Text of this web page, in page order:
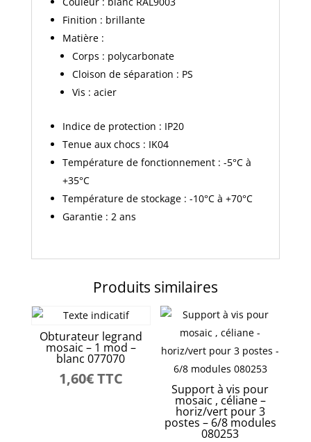
Finition : brillante
Matière :
Corps : polycarbonate
Cloison de séparation : PS
Vis : acier
Indice de protection : IP20
Tenue aux chocs : IK04
Température de fonctionnement : -5°C à
+35°C
Température de stockage : -10°C à +70°C
Garantie : 2 ans
Produits similaires
Obturateur legrand
mosaic – 1 mod –
blanc 077070
1,60€TTC
Support à vis pour
mosaic , céliane –
horiz/vert pour 3
postes – 6/8 modules
080253